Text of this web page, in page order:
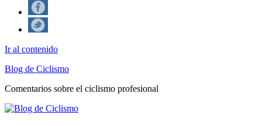
Ir al contenido
Blog de Ciclismo
Comentarios sobre el ciclismo profesional